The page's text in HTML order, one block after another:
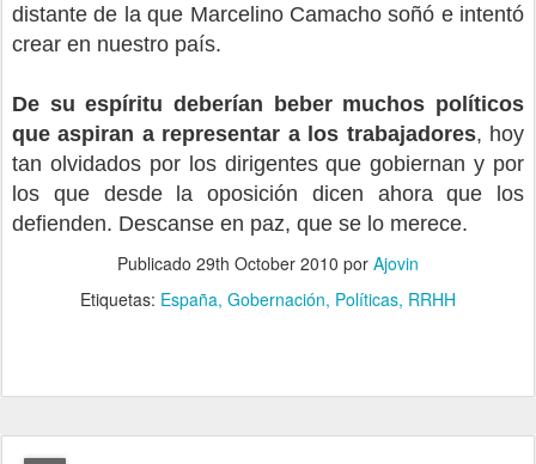
distante de la que Marcelino Camacho soñó e intentó
crear en nuestro país.
De su espíritu deberían beber muchos políticos
que aspiran a representar a los trabajadores, hoy
tan olvidados por los dirigentes que gobiernan y por
los que desde la oposición dicen ahora que los
defienden. Descanse en paz, que se lo merece.
Publicado 29th October 2010 por Ajovin
Etiquetas: España Gobernación Políticas RRHH